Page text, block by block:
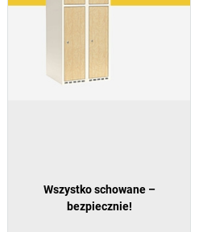
Wszystko schowane –
bezpiecznie!